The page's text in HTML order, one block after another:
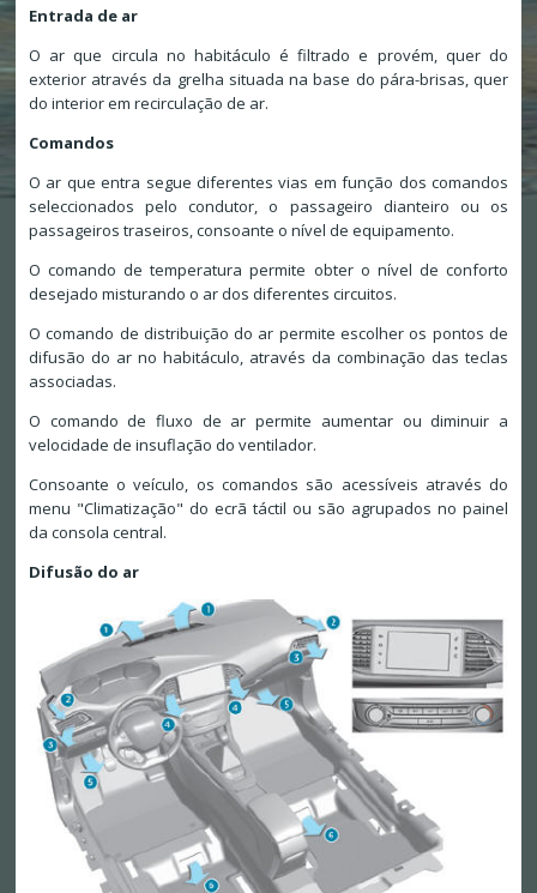
Entrada de ar
O ar que circula no habitáculo é filtrado e provém, quer do
exterior através da grelha situada na base do pára-brisas, quer
do interior em recirculação de ar.
Comandos
O ar que entra segue diferentes vias em função dos comandos
seleccionados pelo condutor, o passageiro dianteiro ou os
passageiros traseiros, consoante o nível de equipamento.
O comando de temperatura permite obter o nível de conforto
desejado misturando o ar dos diferentes circuitos.
O comando de distribuição do ar permite escolher os pontos de
difusão do ar no habitáculo, através da combinação das teclas
associadas.
O comando de fluxo de ar permite aumentar ou diminuir a
velocidade de insuflação do ventilador.
Consoante o veículo, os comandos são acessíveis através do
menu "Climatização" do ecrã táctil ou são agrupados no painel
da consola central.
Difusão do ar